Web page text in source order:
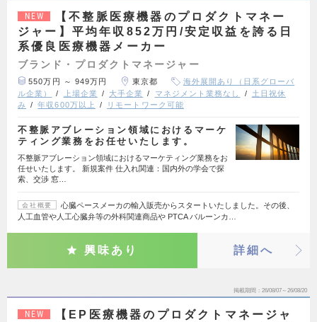
NEW
【不整脈医療機器のプロダクトマネー
ジャー】平均年収852万円/安定収益を誇る日
系優良医療機器メーカー
ブランド・プロダクトマネージャー
550万円 ～ 949万円 東京都
海外展開あり（日系グローバ
ル企業）
上場企業 大手企業 マネジメント業務なし
土日祝休
み
年収600万以上 リモートワーク可能
不整脈アブレーション領域におけるマーケ
ティング業務をお任せいたします。
不整脈アブレーション領域におけるマーケティング業務をお
任せいたします。 新規案件 仕入れ関連：国内外の学会で探
索、交渉 窓…
会社概要
心臓ペースメーカの輸入販売からスタートいたしました。その後、
人工血管や人工心臓弁等の外科関連商品や PTCA バルーンカ…
興味あり 詳細へ
掲載期間 26/08/07～26/08/20
NEW
【EP医療機器のプロダクトマネージャ